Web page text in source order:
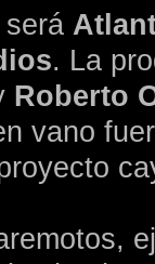
. La
Roberto
vano